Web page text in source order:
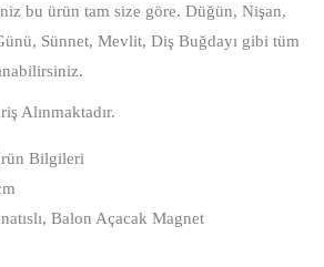
bu ürün tam size göre. Düğün, Nişan,
Sünnet, Mevlit, Diş Buğdayı gibi tüm
Alınmaktadır.
Bilgileri
Balon Açacak Magnet